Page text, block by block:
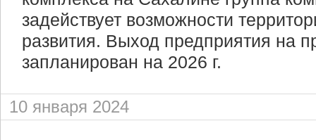
задействует возможности
развития. Выход предприятия на
запланирован на 2026 г.
10 января 2024